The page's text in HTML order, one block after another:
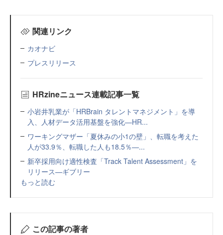
関連リンク
カオナビ
プレスリリース
HRzineニュース連載記事一覧
小岩井乳業が「HRBrain タレントマネジメント」を導
入、人材データ活用基盤を強化—HR...
ワーキングマザー「夏休みの小1の壁」、転職を考えた
人が33.9％、転職した人も18.5％—...
新卒採用向け適性検査「Track Talent Assessment」を
リリース—ギブリー
もっと読む
この記事の著者